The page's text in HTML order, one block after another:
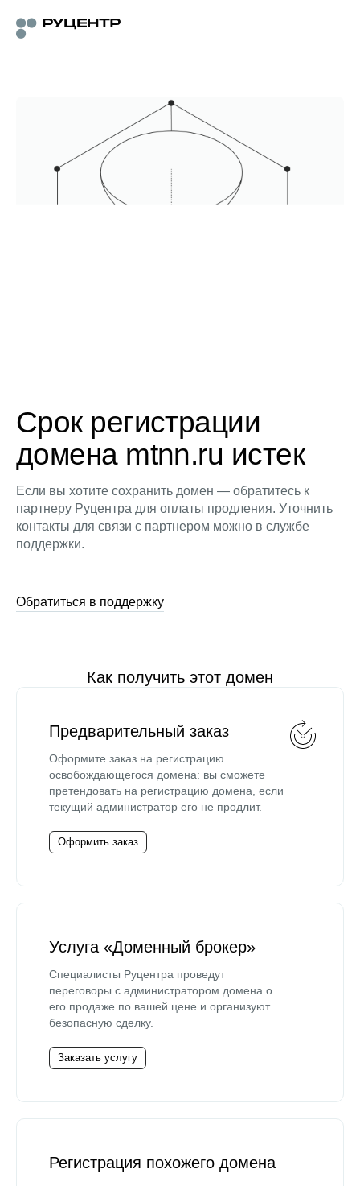
Срок регистрации
домена mtnn.ru истек
Если вы хотите сохранить домен — обратитесь к
партнеру Руцентра для оплаты продления. Уточнить
контакты для связи с партнером можно в службе
поддержки.
Обратиться в поддержку
Как получить этот домен
Предварительный заказ
Оформите заказ на регистрацию
освобождающегося домена: вы сможете
претендовать на регистрацию домена, если
текущий администратор его не продлит.
Оформить заказ
Услуга «Доменный брокер»
Специалисты Руцентра проведут
переговоры с администратором домена о
его продаже по вашей цене и организуют
безопасную сделку.
Заказать услугу
Регистрация похожего домена